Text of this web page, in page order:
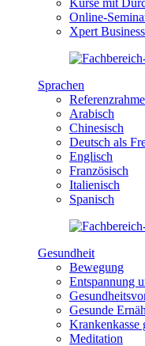
Kurse mit
Online-
Xpert Business
Sprachen
Arabisch
Chinesisch
Deutsch als
Englisch
Französisch
Italienisch
Spanisch
Gesundheit
Bewegung
Entspannung
Gesunde
Krankenkasse
Meditation